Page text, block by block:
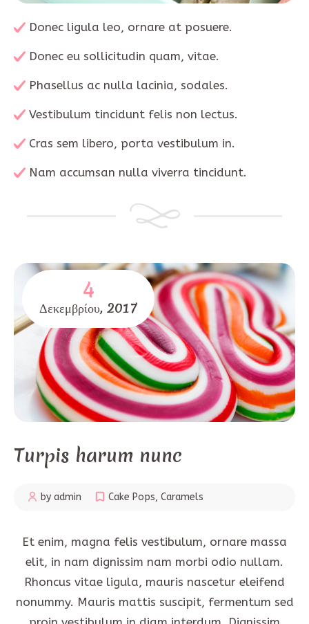
Donec ligula leo, ornare at posuere.
Donec eu sollicitudin quam, vitae.
Phasellus ac nulla lacinia, sodales.
Vestibulum tincidunt felis non lectus.
Cras sem libero, porta vestibulum in.
Nam accumsan nulla viverra tincidunt.
4
Δεκεμβρίου, 2017
Turpis harum nunc
by admin Cake Pops, Caramels
Et enim, magna felis vestibulum, ornare massa
elit, in nam dignissim nam morbi odio nullam.
Rhoncus vitae ligula, mauris nascetur eleifend
nonummy. Mauris mattis suscipit, fermentum sed